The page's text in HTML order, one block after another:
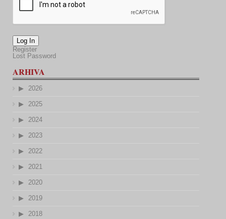
Log In
Register
Lost Password
ARHIVA
2026
2025
2024
2023
2022
2021
2020
2019
2018